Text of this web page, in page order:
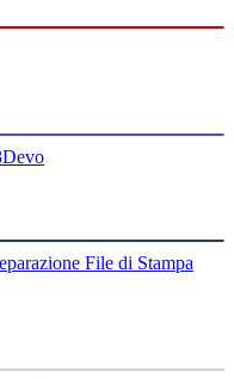
File di Stampa